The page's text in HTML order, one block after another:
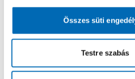
Összes süti
Testre szabás